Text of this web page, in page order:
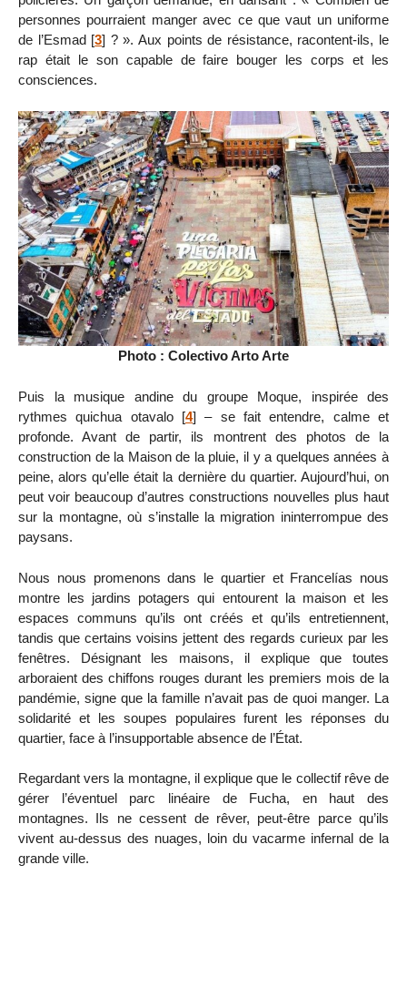
personnes pourraient manger avec ce que vaut un uniforme
de l’Esmad[3] ? ». Aux points de résistance, racontent-ils, le
rap était le son capable de faire bouger les corps et les
consciences.
Photo : Colectivo Arto Arte
Puis la musique andine du groupe Moque, inspirée des
rythmes quichua otavalo[4] – se fait entendre, calme et
profonde. Avant de partir, ils montrent des photos de la
construction de la Maison de la pluie, il y a quelques années à
peine, alors qu’elle était la dernière du quartier. Aujourd’hui, on
peut voir beaucoup d’autres constructions nouvelles plus haut
sur la montagne, où s’installe la migration ininterrompue des
paysans.
Nous nous promenons dans le quartier et Francelías nous
montre les jardins potagers qui entourent la maison et les
espaces communs qu’ils ont créés et qu’ils entretiennent,
tandis que certains voisins jettent des regards curieux par les
fenêtres. Désignant les maisons, il explique que toutes
arboraient des chiffons rouges durant les premiers mois de la
pandémie, signe que la famille n’avait pas de quoi manger. La
solidarité et les soupes populaires furent les réponses du
quartier, face à l’insupportable absence de l’État.
Regardant vers la montagne, il explique que le collectif rêve de
gérer l’éventuel parc linéaire de Fucha, en haut des
montagnes. Ils ne cessent de rêver, peut-être parce qu’ils
vivent au-dessus des nuages, loin du vacarme infernal de la
grande ville.